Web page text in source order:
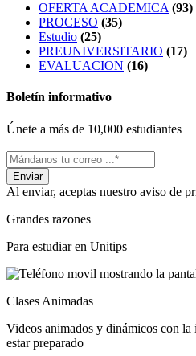
OFERTA ACADEMICA (93)
PROCESO (35)
Estudio (25)
PREUNIVERSITARIO (17)
EVALUACION (16)
Boletín informativo
Únete a más de 10,000 estudiantes
Al enviar, aceptas nuestro aviso de
Grandes razones
Para estudiar en Unitips
Clases Animadas
Videos animados y dinámicos con la
estar preparado